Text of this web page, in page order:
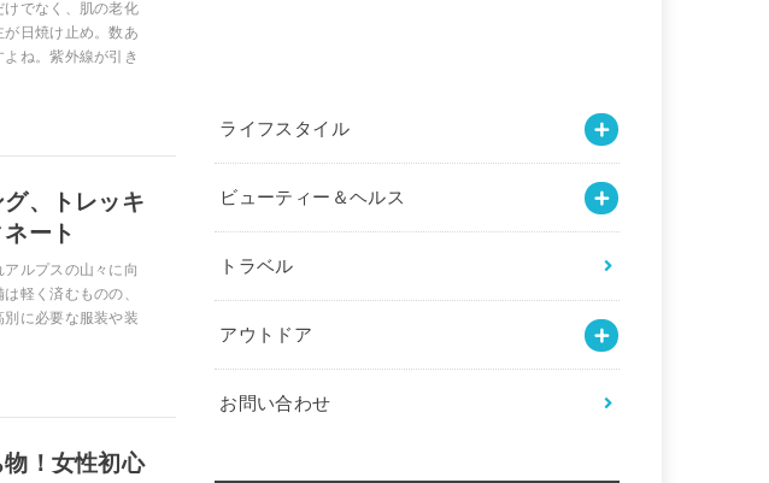
けでなく、肌の老化
日焼け止め。数あ
ね。紫外線が引き
、トレッキ
ート
ルプスの山々に向
軽く済むものの、
に必要な服装や装
！女性初心
ライフスタイル
ビューティー＆ヘルス
トラベル
アウトドア
お問い合わせ